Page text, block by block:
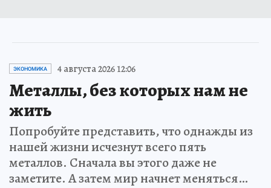
ЭКОНОМИКА 4 августа 2026 12:06
Металлы, без которых нам не
жить
Попробуйте представить, что однажды из
нашей жизни исчезнут всего пять
металлов. Сначала вы этого даже не
заметите. А затем мир начнет меняться…